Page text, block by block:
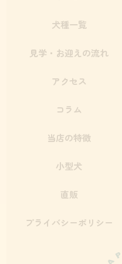
犬種一覧
見学・お迎えの流れ
アクセス
コラム
当店の特徴
小型犬
直販
プライバシーポリシー